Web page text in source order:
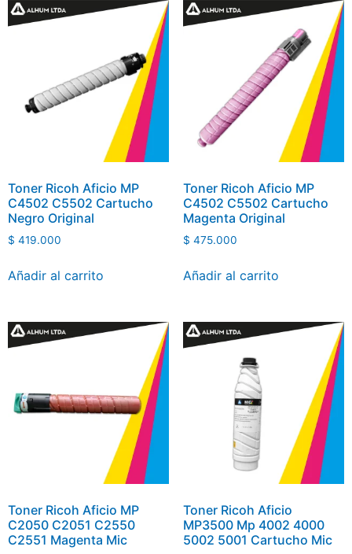
Toner Ricoh Aficio MP
C4502 C5502 Cartucho
Negro Original
$ 419.000
Añadir al carrito
Toner Ricoh Aficio MP
C4502 C5502 Cartucho
Magenta Original
$ 475.000
Añadir al carrito
Toner Ricoh Aficio MP
C2050 C2051 C2550
C2551 Magenta Mic
Toner Ricoh Aficio
MP3500 Mp 4002 4000
5002 5001 Cartucho Mic